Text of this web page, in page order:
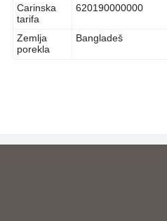
Carinska
tarifa
620190000000
Zemlja
porekla
Bangladeš